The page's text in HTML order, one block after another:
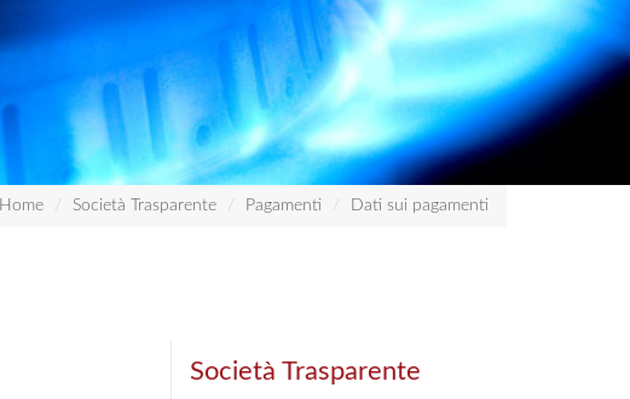
Home Società Trasparente Pagamenti Dati sui pagamenti
Società Trasparente